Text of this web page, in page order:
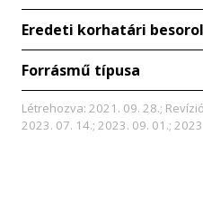
Eredeti korhatári
Forrásmű típusa
Létrehozva: 2021. 09. 28.;
2023. 07. 14.; 2023. 09. 01.;